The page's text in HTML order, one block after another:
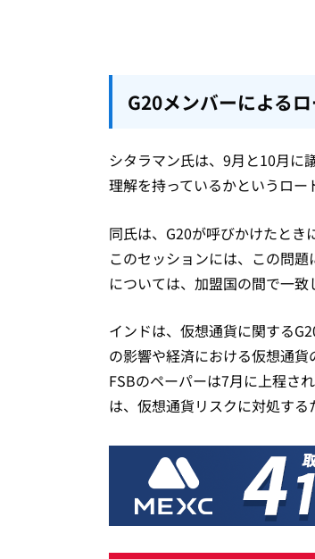
G20メンバーによる
シタラマン氏は、9月と10月に
理解を持っているかというロー
同氏は、G20が呼びかけたとき
このセッションには、この問
については、加盟国の間で一致
インドは、仮想通貨に関する
の影響や経済における仮想通
FSBのペーパーは7月に上程さ
は、仮想通貨リスクに対処する